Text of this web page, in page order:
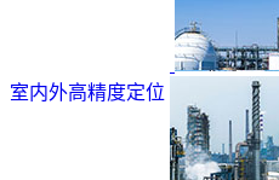
室内外高精度定位